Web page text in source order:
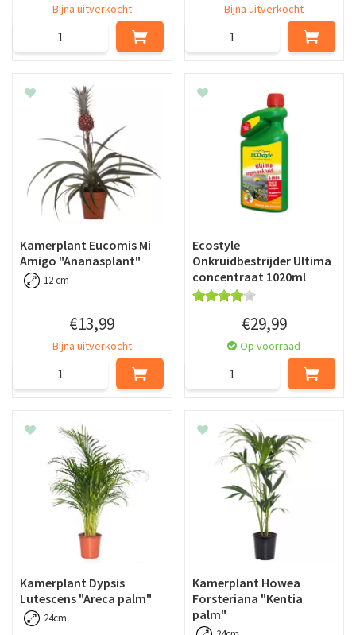
Bijna uitverkocht Bijna uitverkocht
Kamerplant Eucomis Mi
Amigo "Ananasplant"
12 cm
€13,99
Bijna uitverkocht
Ecostyle
Onkruidbestrijder Ultima
concentraat 1020ml
€29,99
Op voorraad
Kamerplant Dypsis
Lutescens "Areca palm"
24cm
Kamerplant Howea
Forsteriana "Kentia
palm"